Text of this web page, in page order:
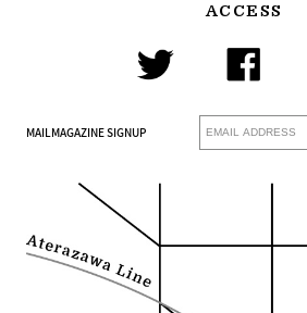
ACCESS
MAILMAGAZINE SIGNUP